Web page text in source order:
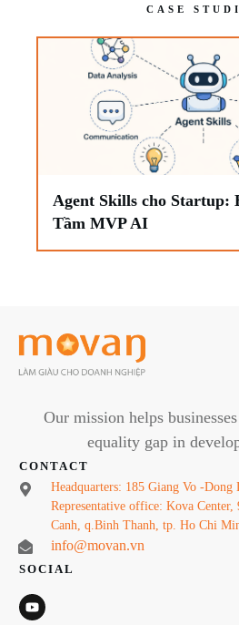
CASE
Agent Skills cho Startup:
Tầm MVP AI
Our mission helps
equality gap in
CONTACT
Headquarters: 185 Giang Vo -Dong
Representative office: Kova
Canh, q.Binh Thanh, tp. Ho Chi
info@movan.vn
SOCIAL